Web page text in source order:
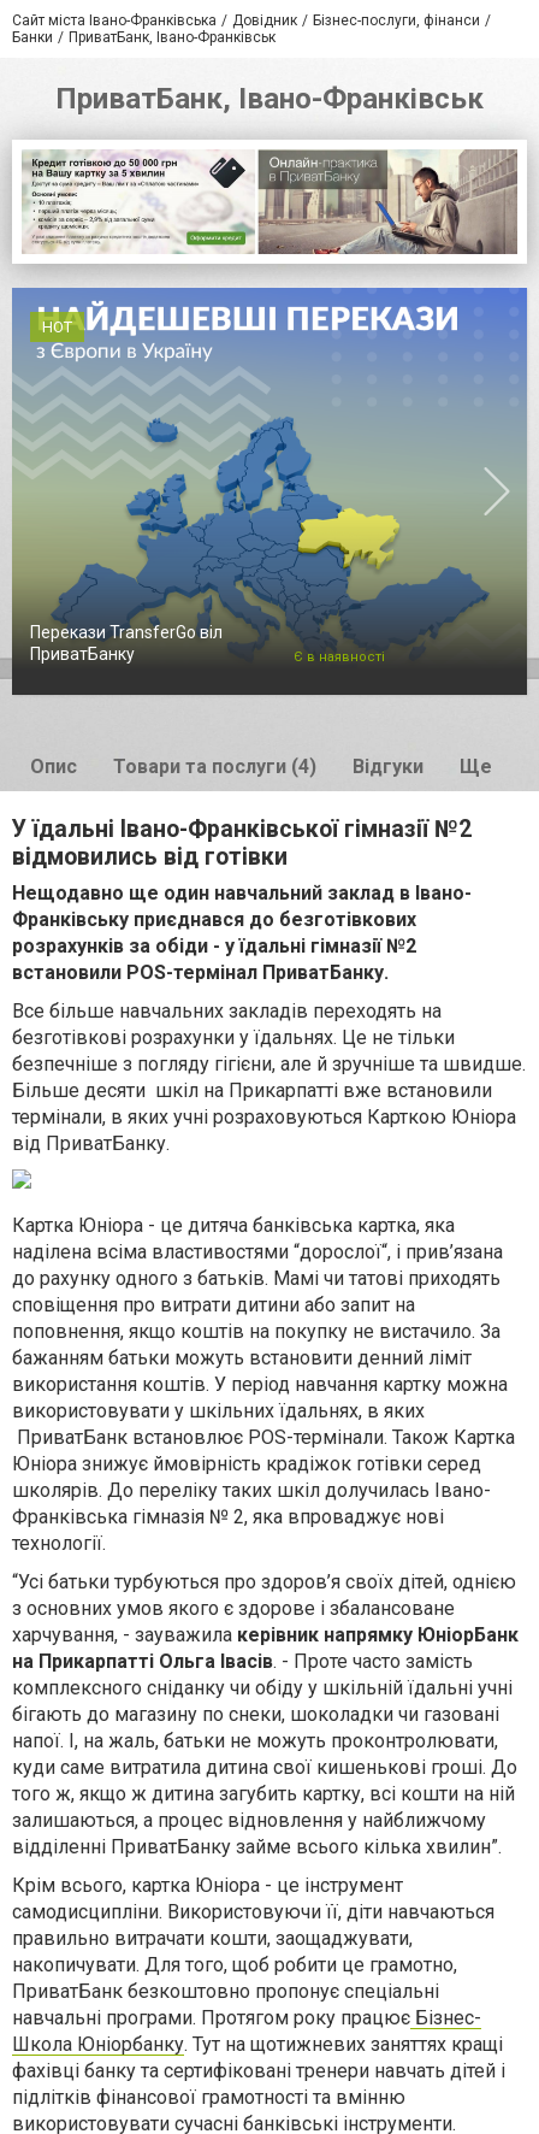
Сайт міста Івано-Франківська Довідник
Бізнес-послуги, фінанси
Банки
ПриватБанк, Івано-Франківськ
ПриватБанк, Івано-Франківськ
HOT
Перекази TransferGo віл
ПриватБанку
Є в наявності
Опис Товари та послуги (4) Відгуки Ще
У їдальні Івано-Франківської гімназії №2
відмовились від готівки
Нещодавно ще один навчальний заклад в Івано-
Франківську приєднався до безготівкових
розрахунків за обіди - у їдальні гімназії №2
встановили POS-термінал ПриватБанку.
Все більше навчальних закладів переходять на
безготівкові розрахунки у їдальнях. Це не тільки
безпечніше з погляду гігієни, але й зручніше та швидше.
Більше десяти шкіл на Прикарпатті вже встановили
термінали, в яких учні розраховуються Карткою Юніора
від ПриватБанку.
Картка Юніора - це дитяча банківська картка, яка
наділена всіма властивостями “дорослої“, і прив’язана
до рахунку одного з батьків. Мамі чи татові приходять
сповіщення про витрати дитини або запит на
поповнення, якщо коштів на покупку не вистачило. За
бажанням батьки можуть встановити денний ліміт
використання коштів. У період навчання картку можна
використовувати у шкільних їдальнях, в яких
ПриватБанк встановлює POS-термінали. Також Картка
Юніора знижує ймовірність крадіжок готівки серед
школярів. До переліку таких шкіл долучилась Івано-
Франківська гімназія № 2, яка впроваджує нові
технології.
“Усі батьки турбуються про здоров’я своїх дітей, однією
з основних умов якого є здорове і збалансоване
харчування, - зауважила керівник напрямку ЮніорБанк
на Прикарпатті Ольга Івасів . - Проте часто замість
комплексного сніданку чи обіду у шкільній їдальні учні
бігають до магазину по снеки, шоколадки чи газовані
напої. І, на жаль, батьки не можуть проконтролювати,
куди саме витратила дитина свої кишенькові гроші. До
того ж, якщо ж дитина загубить картку, всі кошти на ній
залишаються, а процес відновлення у найближчому
відділенні ПриватБанку займе всього кілька хвилин”.
Крім всього, картка Юніора - це інструмент
самодисципліни. Використовуючи її, діти навчаються
правильно витрачати кошти, заощаджувати,
накопичувати. Для того, щоб робити це грамотно,
ПриватБанк безкоштовно пропонує спеціальні
навчальні програми. Протягом року працює Бізнес-
Школа Юніорбанку . Тут на щотижневих заняттях кращі
фахівці банку та сертифіковані тренери навчать дітей і
підлітків фінансової грамотності та вмінню
використовувати сучасні банківські інструменти.